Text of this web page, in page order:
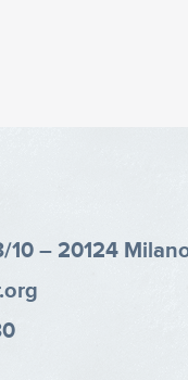
– 20124